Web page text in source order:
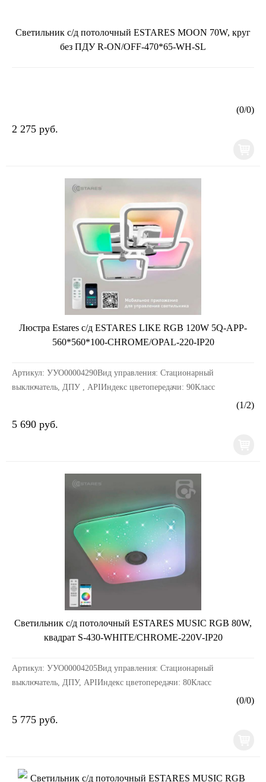
Светильник с/д потолочный ESTARES MOON 70W, круг
без ПДУ R-ON/OFF-470*65-WH-SL
(0/0)
2 275 руб.
Люстра Estares с/д ESTARES LIKE RGB 120W 5Q-APP-
560*560*100-CHROME/OPAL-220-IP20
Артикул: УУО00004290Вид управления: Стационарный
выключатель, ДПУ , APIИндекс цветопередачи: 90Класс
электробезопасности: IКоэффициент пульсации: 0,2Материалы ...
(1/2)
5 690 руб.
Светильник с/д потолочный ESTARES MUSIC RGB 80W,
квадрат S-430-WHITE/CHROME-220V-IP20
Артикул: УУО00004205Вид управления: Стационарный
выключатель, ДПУ, APIИндекс цветопередачи: 80Класс
электробезопасности: IКоэффициент пульсации: 0,2Материалы к...
(0/0)
5 775 руб.